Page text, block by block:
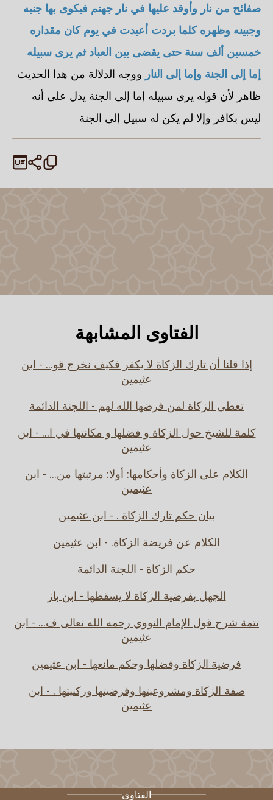
صفائح من نار وأوقد عليها في نار جهنم فيكوى بها جنبه
وجبينه وظهره كلما بردت أعيدت في يوم كان مقداره
خمسين ألف سنة حتى يقضى بين العباد ثم يرى سبيله
إما إلى الجنة وإما إلى النار ووجه الدلالة من هذا الحديث
ظاهر لأن قوله يرى سبيله إما إلى الجنة يدل على أنه
ليس بكافر وإلا لم يكن له سبيل إلى الجنة
الفتاوى المشابهة
إذا قلنا أن تارك الزكاة لا يكفر فكيف نخرج قو... - ابن
عثيمين
تعطى الزكاة لمن فرضها الله لهم - اللجنة الدائمة
كلمة للشيخ حول الزكاة و فضلها و مكانتها في ا... - ابن
عثيمين
الكلام على الزكاة وأحكامها: أولا: مرتبتها من... - ابن
عثيمين
بيان حكم تارك الزكاة . - ابن عثيمين
الكلام عن فريضة الزكاة. - ابن عثيمين
حكم الزكاة - اللجنة الدائمة
الجهل بفرضية الزكاة لا يسقطها - ابن باز
تتمة شرح قول الإمام النووي رحمه الله تعالى ف... - ابن
عثيمين
فرضية الزكاة وفضلها وحكم مانعها - ابن عثيمين
صفة الزكاة ومشروعيتها وفرضيتها وركنيتها . - ابن
عثيمين
الفتاوى